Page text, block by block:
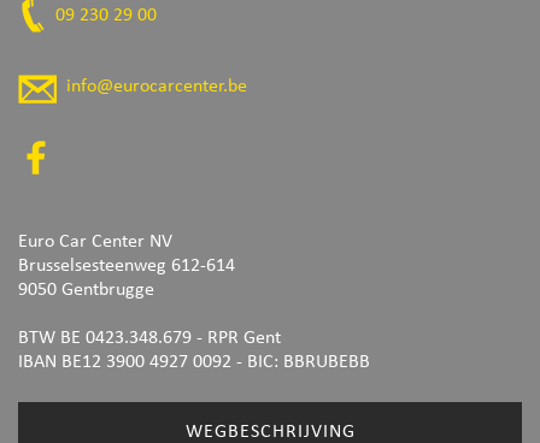
09 230 29 00
info@eurocarcenter.be
Euro Car Center NV
Brusselsesteenweg 612-614
9050 Gentbrugge
BTW BE 0423.348.679 - RPR Gent
IBAN BE12 3900 4927 0092 - BIC: BBRUBEBB
WEGBESCHRIJVING